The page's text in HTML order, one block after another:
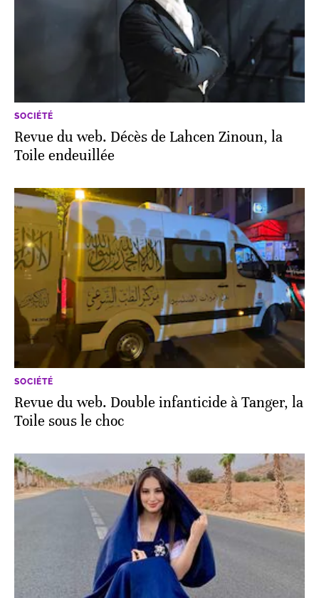
SOCIÉTÉ
Revue du web. Décès de Lahcen Zinoun, la
Toile endeuillée
SOCIÉTÉ
Revue du web. Double infanticide à Tanger, la
Toile sous le choc